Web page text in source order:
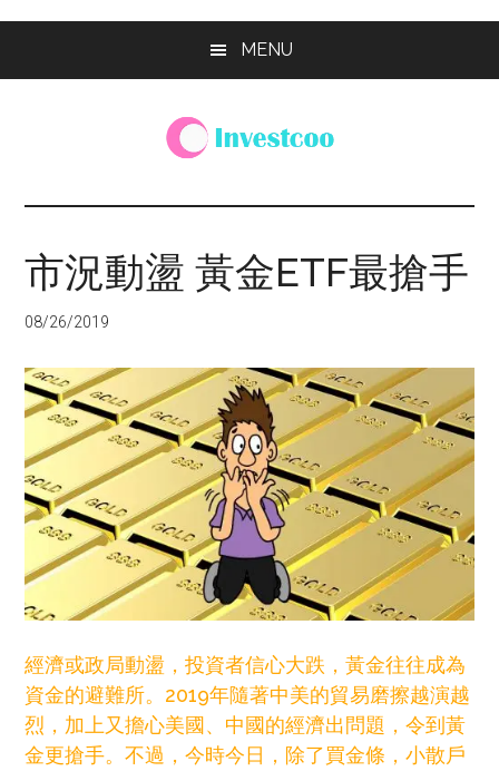
MENU
Investcoo
個
活
的
資
網
站
市況動盪 黃金ETF最搶手
08/26/2019
經濟或政局動盪，投資者信心大跌，黃金往往成為
資金的避難所。2019年隨著中美的貿易磨擦越演越
烈，加上又擔心美國、中國的經濟出問題，令到黃
金更搶手。不過，今時今日，除了買金條，小散戶